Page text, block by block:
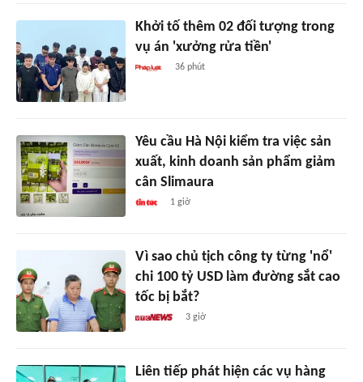
Khởi tố thêm 02 đối tượng trong
vụ án 'xưởng rửa tiền'
36 phút
Yêu cầu Hà Nội kiểm tra việc sản
xuất, kinh doanh sản phẩm giảm
cân Slimaura
1 giờ
Vì sao chủ tịch công ty từng 'nổ'
chi 100 tỷ USD làm đường sắt cao
tốc bị bắt?
3 giờ
Liên tiếp phát hiện các vụ hàng